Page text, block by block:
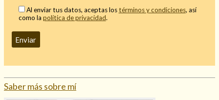
Mi rincón
Mis libros favoritos
Mi Blog
Al enviar tus datos, aceptas lostérminos y condiciones, así
como la política de privacidad.
Saber más sobre mí